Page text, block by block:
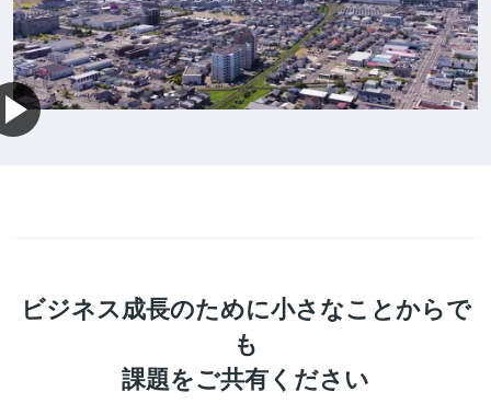
ビジネス成長のために小さなことからで
も
課題をご共有ください